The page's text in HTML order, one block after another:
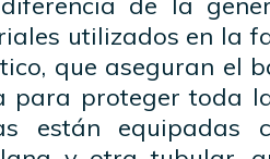
utilizados en la
que aseguran el
para proteger toda
están equipadas